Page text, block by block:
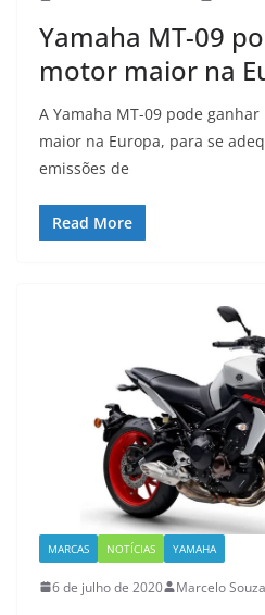
Yamaha MT-09
motor maior na
A Yamaha MT-09 pode
maior na Europa, para se
emissões de
Read More
MARCAS NOTÍCIAS YAMAHA
6 de julho de 2020 Marcelo Souza